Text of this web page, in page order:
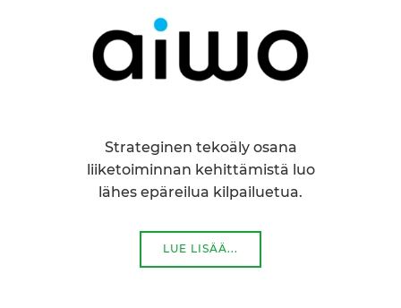
Strateginen tekoäly osana
liiketoiminnan kehittämistä luo
lähes epäreilua kilpailuetua.
LUE LISÄÄ...